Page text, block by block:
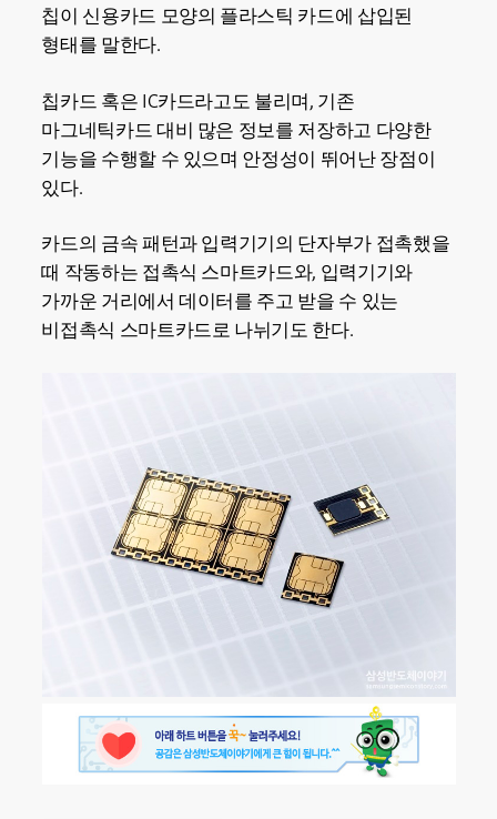
칩이 신용카드 모양의 플라스틱 카드에 삽입된
형태를 말한다.
칩카드 혹은 IC카드라고도 불리며, 기존
마그네틱카드 대비 많은 정보를 저장하고 다양한
기능을 수행할 수 있으며 안정성이 뛰어난 장점이
있다.
카드의 금속 패턴과 입력기기의 단자부가 접촉했을
때 작동하는 접촉식 스마트카드와, 입력기기와
가까운 거리에서 데이터를 주고 받을 수 있는
비접촉식 스마트카드로 나뉘기도 한다.